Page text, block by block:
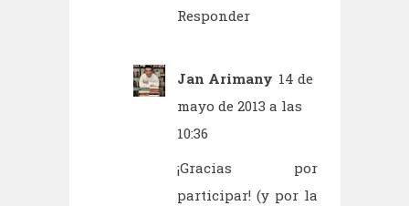
Responder
Jan Arimany 14 de
mayo de 2013 a las
10:36
¡Gracias por
participar! (y por la